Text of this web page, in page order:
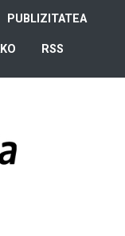
PUBLIZITATEA
RSS